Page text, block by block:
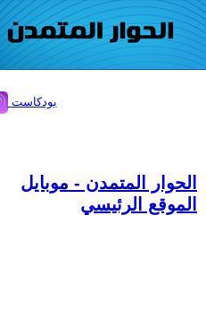
بودكاست
الحوار المتمدن - موبايل
الموقع الرئيسي